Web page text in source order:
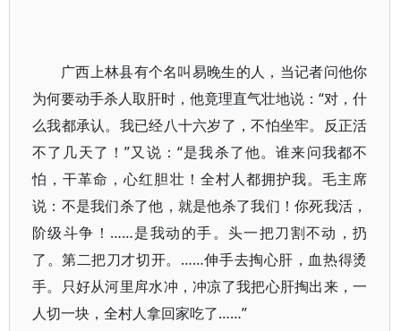
广西上林县有个名叫易晚生的人，当记者问他你
为何要动手杀人取肝时，他竟理直气壮地说：“对，什
么我都承认。我已经八十六岁了，不怕坐牢。反正活
不了几天了！”又说：“是我杀了他。谁来问我都不
怕，干革命，心红胆壮！全村人都拥护我。毛主席
说：不是我们杀了他，就是他杀了我们！你死我活，
阶级斗争！……是我动的手。头一把刀割不动，扔
了。第二把刀才切开。……伸手去掏心肝，血热得烫
手。只好从河里戽水冲，冲凉了我把心肝掏出来，一
人切一块，全村人拿回家吃了……”